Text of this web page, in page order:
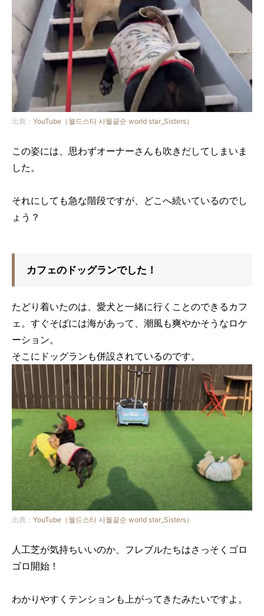
出典： YouTube（월드스타 사월끝순 world star_Sisters）
この姿には、思わずオーナーさんも吹きだしてしまいま
した。
それにしても急な階段ですが、どこへ続いているのでし
ょう？
カフェのドッグランでした！
たどり着いたのは、愛犬と一緒に行くことのできるカフ
ェ。すぐそばには海があって、潮風も爽やかそうなロケ
ーション。
そこにドッグランも併設されているのです。
出典： YouTube（월드스타 사월끝순 world star_Sisters）
人工芝が気持ちいいのか、フレブルたちはさっそくゴロ
ゴロ開始！
わかりやすくテンションも上がってきたみたいですよ。